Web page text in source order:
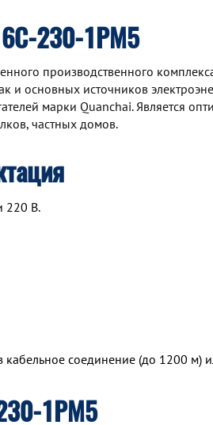
230-1РМ5
производственного
и основных источников
марки Quanchai. Является
частных домов.
220 В.
соединение (до 1200 м)
1РМ5